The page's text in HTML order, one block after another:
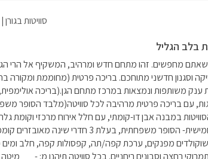
סוויטות בגורן
בלב הגליל